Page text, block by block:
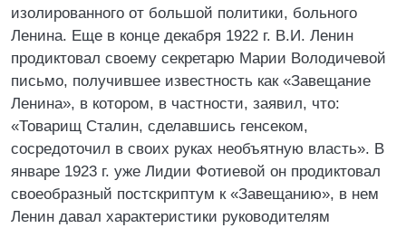
изолированного от большой политики, больного
Ленина. Еще в конце декабря 1922 г. В.И. Ленин
продиктовал своему секретарю Марии Володичевой
письмо, получившее известность как «Завещание
Ленина», в котором, в частности, заявил, что:
«Товарищ Сталин, сделавшись генсеком,
сосредоточил в своих руках необъятную власть». В
январе 1923 г. уже Лидии Фотиевой он продиктовал
своеобразный постскриптум к «Завещанию», в нем
Ленин давал характеристики руководителям